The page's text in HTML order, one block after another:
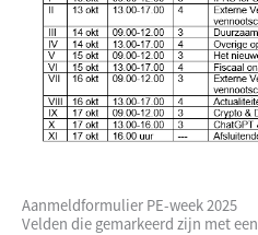
Aanmeldformulier PE-week 2025
Velden die gemarkeerd zijn met een